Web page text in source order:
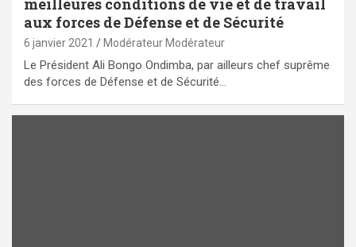
meilleures conditions de vie et de travail
aux forces de Défense et de Sécurité
6 janvier 2021 Modérateur Modérateur
Le Président Ali Bongo Ondimba, par ailleurs chef suprême
des forces de Défense et de Sécurité…